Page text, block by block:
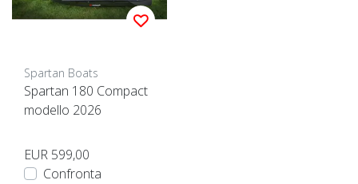
Spartan Boats
Spartan 180 Compact
modello 2026
EUR 599,00
Confronta